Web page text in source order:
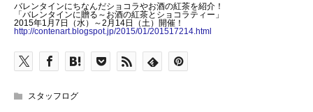
バレンタインにちなんだショコラやお酒の紅茶を紹介！
「バレンタインに贈る～お酒の紅茶とショコラティー」
2015年1月7日（水）～2月14日（土）開催！
http://contenart.blogspot.jp/2015/01/201517214.html
スタッフログ